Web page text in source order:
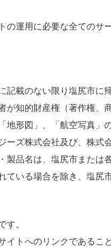
の運用に必要な全ての
載のない限り塩尻市に
知的財産権（著作権、
形図」、「航空写真」
ーズ株式会社及び、株式
品名は、塩尻市または
いる場合を除き、塩尻
す。
トへのリンクであるこ